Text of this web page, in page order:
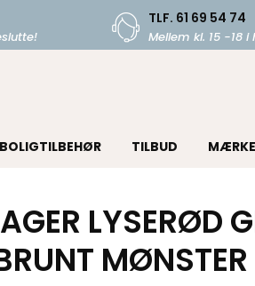
TLF. 61 69 54 74
Mellem kl. 15 -18
BOLIGTILBEHØR TILBUD
LYSERØD
MØNSTER